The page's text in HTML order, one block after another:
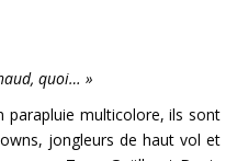
quoi… »
parapluie multicolore, ils sont
jongleurs de haut vol et